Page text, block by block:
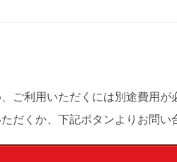
ご利用いただくには別途費用
だくか、下記ボタンよりお問い